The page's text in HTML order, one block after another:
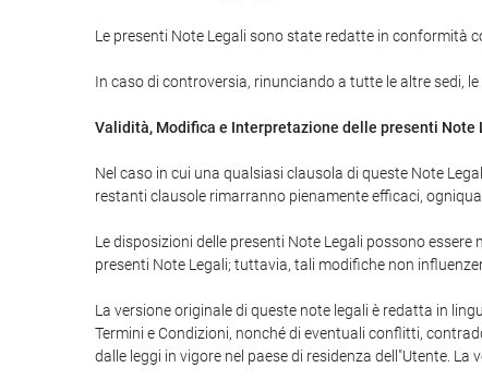
Le presenti Note Legali sono state redatte in conformità
In caso di controversia, rinunciando a tutte le altre sedi,
Validità, Modifica e Interpretazione delle presenti Note
Nel caso in cui una qualsiasi clausola di queste Note
restanti clausole rimarranno pienamente efficaci,
Le disposizioni delle presenti Note Legali possono
presenti Note Legali; tuttavia, tali modifiche non
La versione originale di queste note legali è redatta in
Termini e Condizioni, nonché di eventuali conflitti,
dalle leggi in vigore nel paese di residenza dell"Utente.